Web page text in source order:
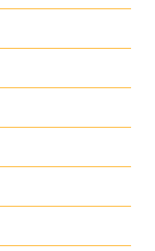
ΠΡΟΓΡΑΜΜΑΤΟΣ